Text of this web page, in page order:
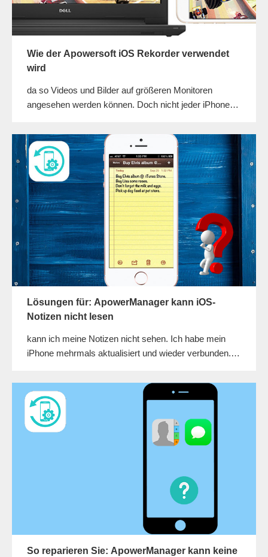
Wie der Apowersoft iOS Rekorder verwendet
wird
da so Videos und Bilder auf größeren Monitoren
angesehen werden können. Doch nicht jeder iPhone
zurecht, wie Sie Ihr iPhone Bildschirm auf PC
anzeigen lassen können. Zum Glück gibt es den
Apowersoft iOS Rekorder, mit welchem Sie genau dies
tun können.
Lösungen für: ApowerManager kann iOS-
Notizen nicht lesen
kann ich meine Notizen nicht sehen. Ich habe mein
iPhone mehrmals aktualisiert und wieder verbunden.
Können Sie mir bitte Helfen? Vielen Dank!
So reparieren Sie: ApowerManager kann keine